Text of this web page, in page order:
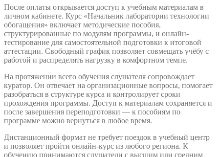
После оплаты открывается доступ к учебным материалам в
личном кабинете. Курс «Начальник лаборатории технологии
обогащения» включает методические пособия,
структурированные по модулям программы, и онлайн-
тестирование для самостоятельной подготовки к итоговой
аттестации. Свободный график позволяет совмещать учёбу с
работой и распределять нагрузку в комфортном темпе.
На протяжении всего обучения слушателя сопровождает
куратор. Он отвечает на организационные вопросы, помогает
разобраться в структуре курса и контролирует сроки
прохождения программы. Доступ к материалам сохраняется и
после завершения переподготовки — к пособиям по
программе можно вернуться в любое время.
Дистанционный формат не требует поездок в учебный центр
и позволяет пройти онлайн-курс из любого региона. К
обучению принимаются слушатели с высшим или средним